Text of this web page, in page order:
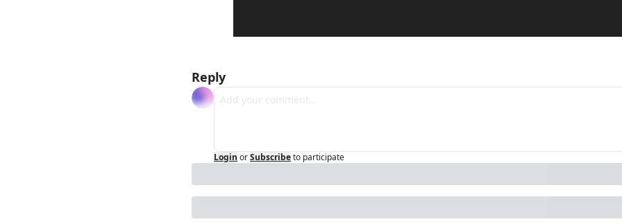
Reply
Login orSubscribeto participate